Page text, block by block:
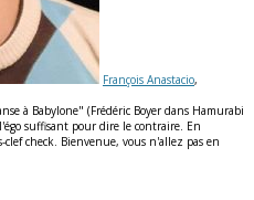
François Anastacio,
à Babylone" (Frédéric Boyer dans Hamurabi
suffisant pour dire le contraire. En
check. Bienvenue, vous n'allez pas en